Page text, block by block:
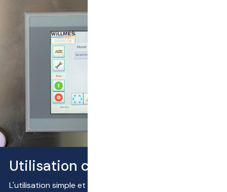
Utilisation confortable
L'utilisation simple et intuitive via un écran tactile